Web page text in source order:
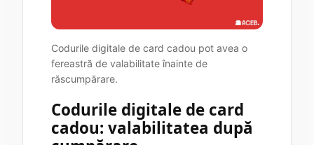
Codurile digitale de card cadou pot avea o
fereastră de valabilitate înainte de
răscumpărare.
Codurile digitale de card
cadou: valabilitatea după